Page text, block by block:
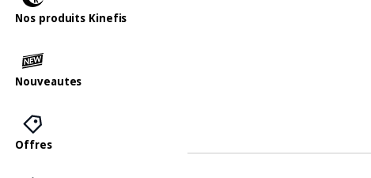
Nos produits Kinefis
Nouveautes
Offres